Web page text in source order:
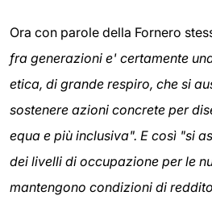
Ora con parole della Fornero
fra generazioni e' certamente
etica, di grande respiro, che si
sostenere azioni concrete per
equa e più inclusiva". E così "si
dei livelli di occupazione per le
mantengono condizioni di